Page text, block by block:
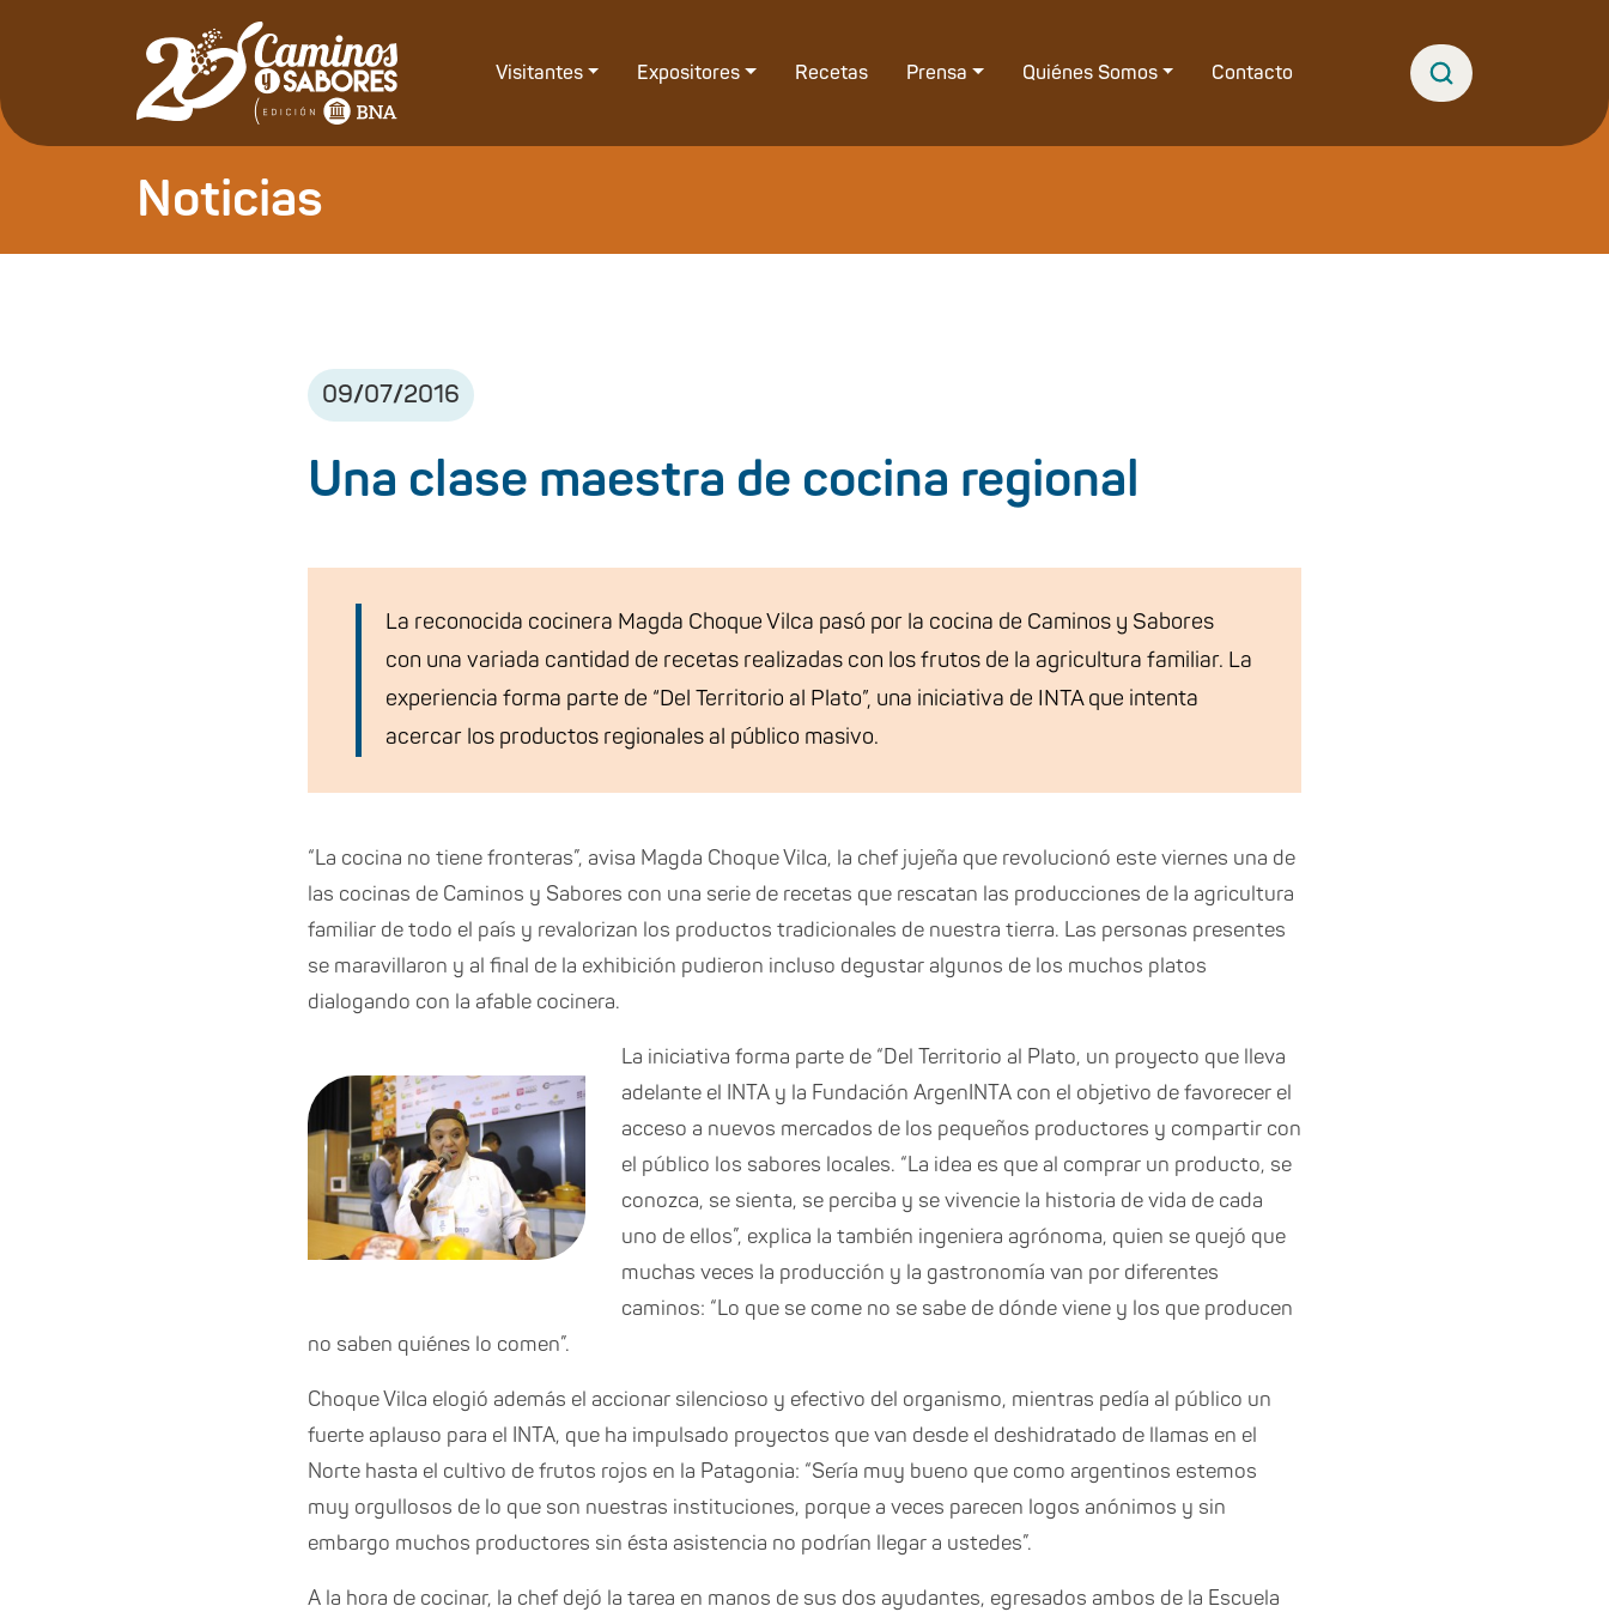
Visitantes Expositores Recetas Prensa Quiénes Somos Contacto
Noticias
09/07/2016
Una clase maestra de cocina regional
La reconocida cocinera Magda Choque Vilca pasó por la cocina de Caminos y Sabores
con una variada cantidad de recetas realizadas con los frutos de la agricultura familiar. La
experiencia forma parte de “Del Territorio al Plato”, una iniciativa de INTA que intenta
acercar los productos regionales al público masivo.
“La cocina no tiene fronteras”, avisa Magda Choque Vilca, la chef jujeña que revolucionó este viernes una de
las cocinas de Caminos y Sabores con una serie de recetas que rescatan las producciones de la agricultura
familiar de todo el país y revalorizan los productos tradicionales de nuestra tierra. Las personas presentes
se maravillaron y al final de la exhibición pudieron incluso degustar algunos de los muchos platos
dialogando con la afable cocinera.
La iniciativa forma parte de “Del Territorio al Plato, un proyecto que lleva
adelante el INTA y la Fundación ArgenINTA con el objetivo de favorecer el
acceso a nuevos mercados de los pequeños productores y compartir con
el público los sabores locales. “La idea es que al comprar un producto, se
conozca, se sienta, se perciba y se vivencie la historia de vida de cada
uno de ellos”, explica la también ingeniera agrónoma, quien se quejó que
muchas veces la producción y la gastronomía van por diferentes
caminos: “Lo que se come no se sabe de dónde viene y los que producen
no saben quiénes lo comen”.
Choque Vilca elogió además el accionar silencioso y efectivo del organismo, mientras pedía al público un
fuerte aplauso para el INTA, que ha impulsado proyectos que van desde el deshidratado de llamas en el
Norte hasta el cultivo de frutos rojos en la Patagonia: “Sería muy bueno que como argentinos estemos
muy orgullosos de lo que son nuestras instituciones, porque a veces parecen logos anónimos y sin
embargo muchos productores sin ésta asistencia no podrían llegar a ustedes”.
A la hora de cocinar, la chef dejó la tarea en manos de sus dos ayudantes, egresados ambos de la Escuela